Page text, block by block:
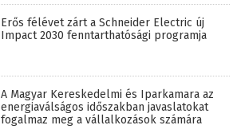
Erős félévet zárt a Schneider Electric új
Impact 2030 fenntarthatósági programja
A Magyar Kereskedelmi és Iparkamara az
energiaválságos időszakban javaslatokat
fogalmaz meg a vállalkozások számára